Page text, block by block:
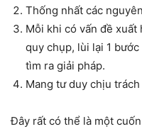
Thống nhất các
Mỗi khi có vấn đề
quy chụp, lùi lại 1
tìm ra giải pháp.
Mang tư duy chịu
Đây rất có thể là một